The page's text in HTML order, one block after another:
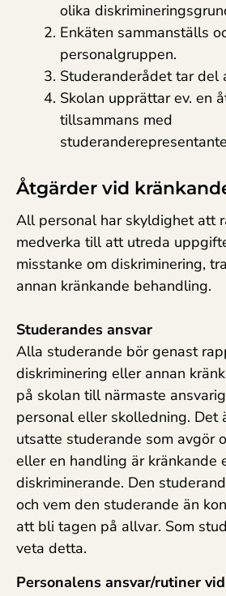
olika
Enkäten sammanställs
personalgruppen.
Studeranderådet tar del
Skolan upprättar ev. en
tillsammans med
Åtgärder vid
All personal har skyldighet att
medverka till att utreda
misstanke om diskriminering,
annan kränkande behandling.
Studerandes ansvar
Alla studerande bör genast
diskriminering eller annan
på skolan till närmaste
personal eller skolledning. Det
utsatte studerande som avgör
eller en handling är kränkande
diskriminerande. Den
och vem den studerande än
att bli tagen på allvar. Som
veta detta.
Personalens ansvar/rutiner